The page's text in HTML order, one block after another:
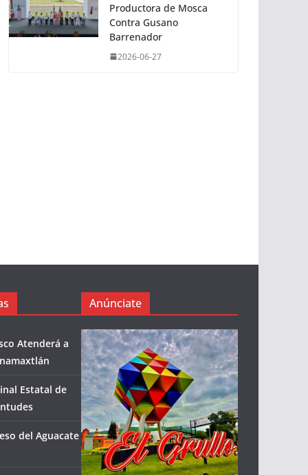
Productora de Mosca
Contra Gusano
Barrenador
2026-06-27
Atenderá a
Estatal de
del Aguacate
Anúnciate